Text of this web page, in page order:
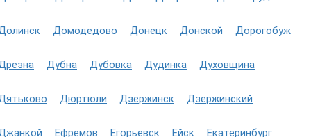
Домодедово Донецк Донской Дорогобуж
Дубна Дубовка Дудинка Духовщина
Дюртюли Дзержинск Дзержинский
Ефремов Егорьевск Ейск Екатеринбург